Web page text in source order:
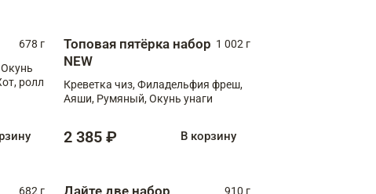
678 г
ролл
Топовая пятёрка набор
NEW
1 002 г
Креветка чиз, Филадельфия фреш,
Аяши, Румяный, Окунь унаги
2 385 ₽ В корзину
682 г
Дайте две набор
910 г